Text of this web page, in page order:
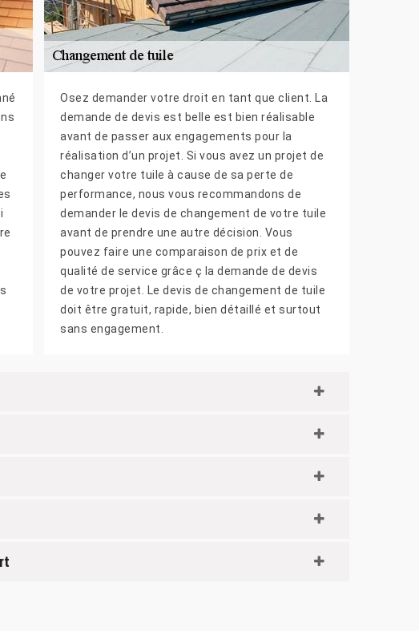
Osez demander votre droit en tant que client. La
demande de devis est belle est bien réalisable
avant de passer aux engagements pour la
réalisation d’un projet. Si vous avez un projet de
changer votre tuile à cause de sa perte de
performance, nous vous recommandons de
demander le devis de changement de votre tuile
avant de prendre une autre décision. Vous
pouvez faire une comparaison de prix et de
qualité de service grâce ç la demande de devis
de votre projet. Le devis de changement de tuile
doit être gratuit, rapide, bien détaillé et surtout
sans engagement.